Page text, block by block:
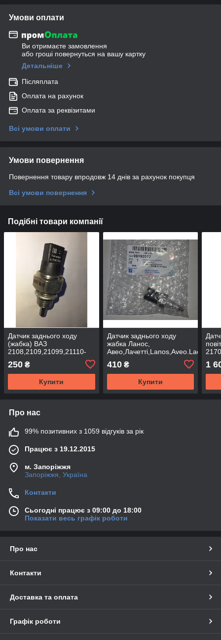
Умови оплати
Ви отримаєте замовлення
або гроші повернуться на вашу картку
Детальніше
Післяплата
Оплата на рахунок
Оплата за реквізитами
Всі умови оплати
Умови повернення
Повернення товару впродовж 14 днів за рахунок покупця
Всі умови повернення
Подібні товари компанії
Датчик заднього ходу
(жабка) ВАЗ
2108,2109,21099,21110-
250 ₴
Купити
Датчик заднього ходу
жабка Ланос,
Авео,Лачетті,Lanos,Aveo.Lacetti
410₴
Купити
1
Про нас
99% позитивних з 1059 відгуків за рік
Працює з 19.12.2015
м. Запоріжжя
Запоріжжя, Україна
Контакти
Сьогодні працює з 09:00 до 18:00
Показати весь графік роботи
Про нас
Контакти
Доставка та оплата
Графік роботи